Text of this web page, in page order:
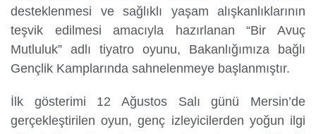
desteklenmesi ve sağlıklı yaşam alışkanlıklarının
teşvik edilmesi amacıyla hazırlanan “Bir Avuç
Mutluluk” adlı tiyatro oyunu, Bakanlığımıza bağlı
Gençlik Kamplarında sahnelenmeye başlanmıştır.
İlk gösterimi 12 Ağustos Salı günü Mersin’de
gerçekleştirilen oyun, genç izleyicilerden yoğun ilgi